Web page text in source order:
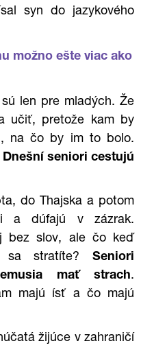
syn do jazykového
možno ešte viac ako
len pre mladých. Že
učiť, pretože kam by
na čo by im to bolo.
Dnešní seniori cestujú
do Thajska a potom
a dúfajú v zázrak.
bez slov, ale čo keď
sa stratíte? Seniori
mať strach.
majú ísť a čo majú
žijúce v zahraničí